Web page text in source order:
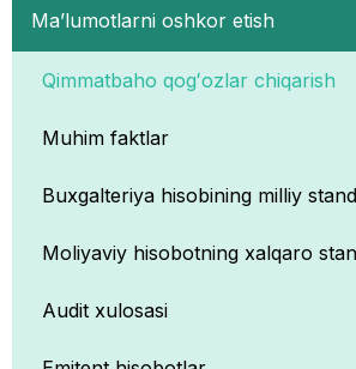
Ma’lumotlarni oshkor etish
Qimmatbaho qogʻozlar chiqarish
Muhim faktlar
Buxgalteriya hisobining milliy
Moliyaviy hisobotning xalqaro
Audit xulosasi